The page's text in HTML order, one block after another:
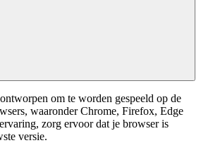
om te worden gespeeld op de
waaronder Chrome, Firefox, Edge
zorg ervoor dat je browser is
versie.